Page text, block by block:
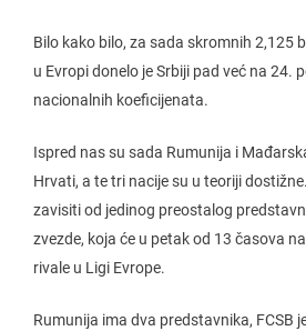
Bilo kako bilo, za sada skromnih 2,125
u Evropi donelo je Srbiji pad već na 24.
nacionalnih koeficijenata.
Ispred nas su sada Rumunija i
Hrvati, a te tri nacije su u teoriji
zavisiti od jedinog preostalog
zvezde, koja će u petak od 13 časova
rivale u Ligi Evrope.
Rumunija ima dva predstavnika, FCSB